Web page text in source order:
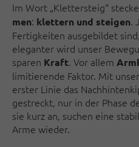
Im Wort „Klettersteig“
men: klettern und steigen.
Fertigkeiten ausgebildet
eleganter wird unser
sparen Kraft. Vor allem
limitierende Faktor. Mit
erster Linie das
gestreckt, nur in der Phase
sie kurz an, suchen eine
Arme wieder.